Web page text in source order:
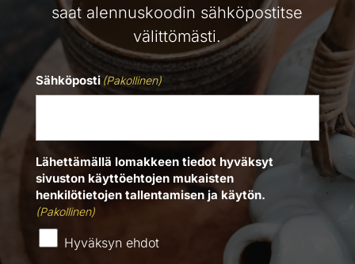
saat alennuskoodin sähköpostitse
välittömästi.
Sähköposti (Pakollinen)
Lähettämällä lomakkeen tiedot hyväksyt
sivuston käyttöehtojen mukaisten
henkilötietojen tallentamisen ja käytön.
(Pakollinen)
Hyväksyn ehdot